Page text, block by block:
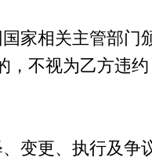
家相关主管部门
，不视为乙方违
变更、执行及争